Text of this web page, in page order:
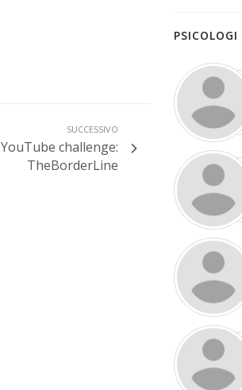
SUCCESSIVO
YouTube challenge:
TheBorderLine
PSICOLOGI